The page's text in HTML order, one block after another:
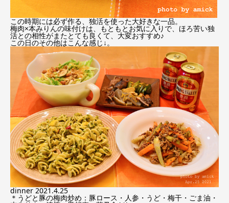
この時期には必ず作る、独活を使った大好きな一品。
梅肉×本みりんの味付けは、もともとお気に入りで、ほろ苦い独
活との相性がまたとても良くて、大変おすすめ♪
この日のその他はこんな感じ↓。
dinner 2021.4.25
＊うどと豚の梅肉炒め：豚ロース・人参・うど・梅干・ごま油・